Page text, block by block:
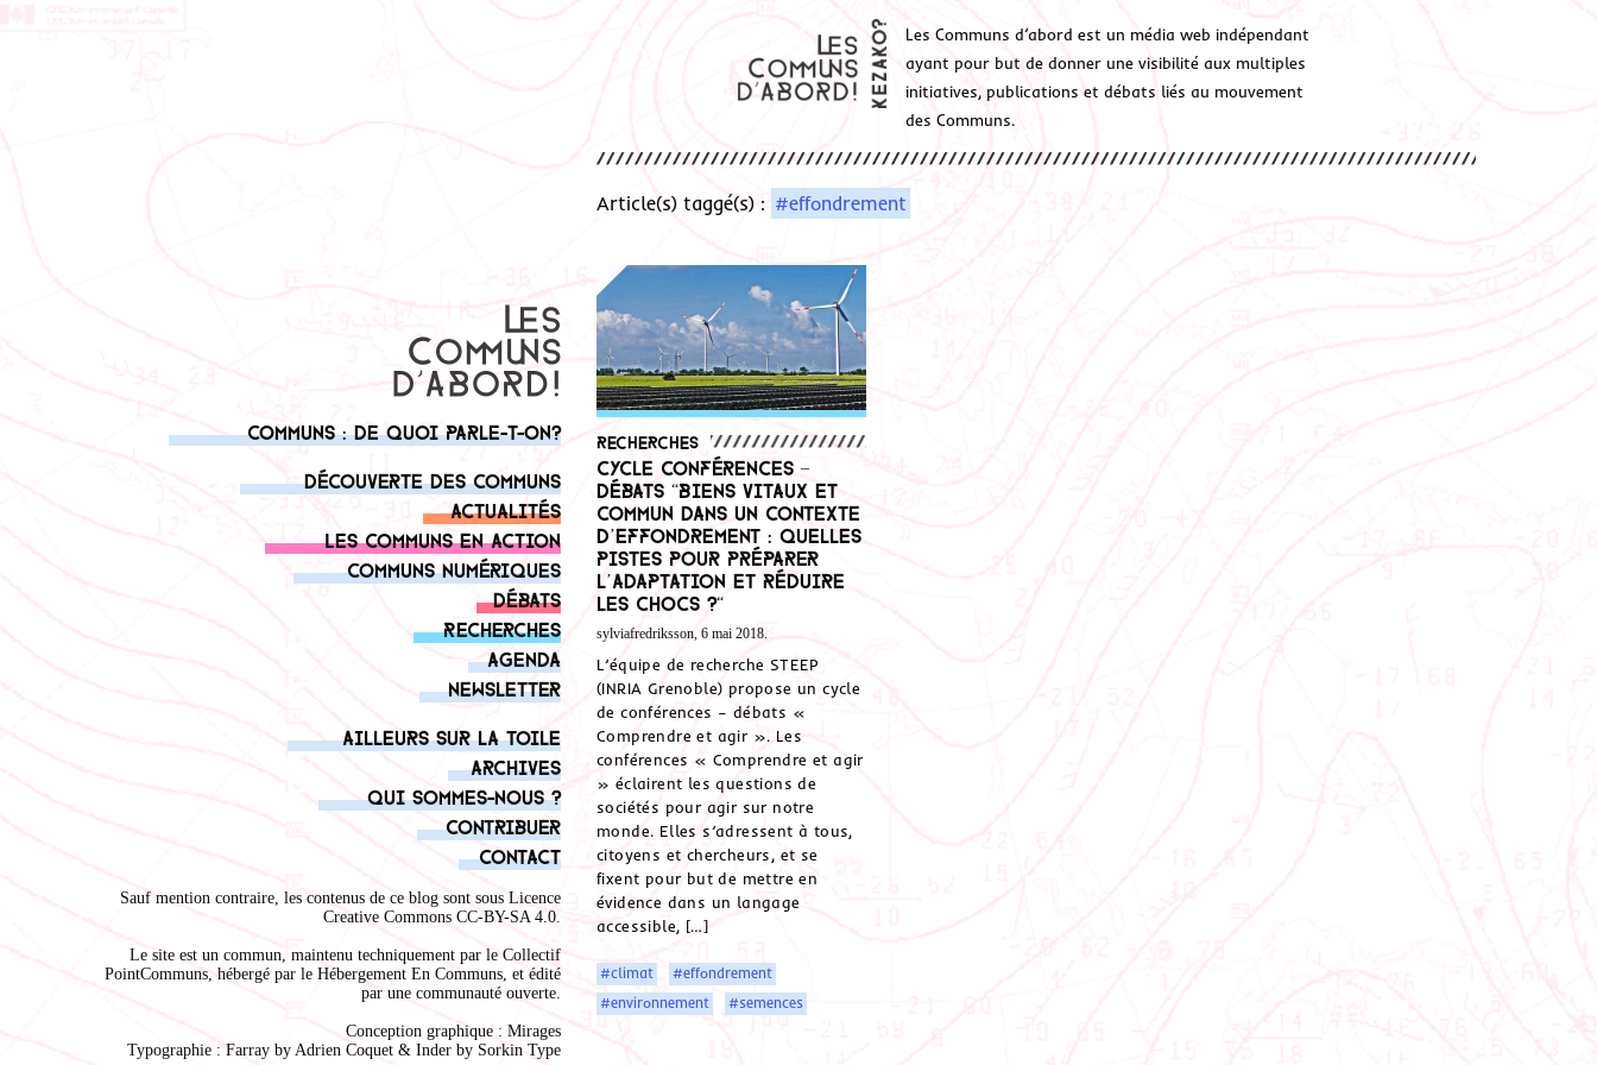
Les Communs d’abord est un média web indépendant
ayant pour but de donner une visibilité aux multiples
initiatives, publications et débats liés au mouvement
des Communs.
Communs : de quoi parle-t-on?
Découverte des communs
Actualités
Les communs en action
Communs numériques
Débats
Recherches
Agenda
Newsletter
Ailleurs sur la toile
Archives
Qui sommes-nous ?
Contribuer
Contact
Sauf mention contraire, les contenus de ce blog sont sous Licence
Creative Commons CC-BY-SA 4.0.
Le site est un commun, maintenu techniquement par le Collectif
PointCommuns, hébergé par le Hébergement En Communs, et édité
par une communauté ouverte.
Conception graphique : Mirages
Typographie : Farray by Adrien Coquet & Inder by Sorkin Type
Article(s) taggé(s) : #effondrement
Recherches
Cycle conférences –
débats “Biens vitaux et
commun dans un contexte
d’effondrement : Quelles
pistes pour préparer
l’adaptation et réduire
les chocs ?“
sylviafredriksson, 6 mai 2018.
L’équipe de recherche STEEP
(INRIA Grenoble) propose un cycle
de conférences – débats «
Comprendre et agir ». Les
conférences « Comprendre et agir
» éclairent les questions de
sociétés pour agir sur notre
monde. Elles s’adressent à tous,
citoyens et chercheurs, et se
fixent pour but de mettre en
évidence dans un langage
accessible, […]
#climat
#effondrement
#environnement
#semences